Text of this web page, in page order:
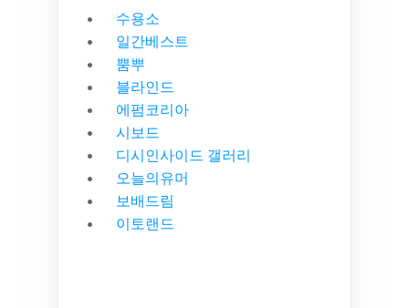
수용소
일간베스트
뿜뿌
블라인드
에펌코리아
시보드
디시인사이드 갤러리
오늘의유머
보배드림
이토랜드